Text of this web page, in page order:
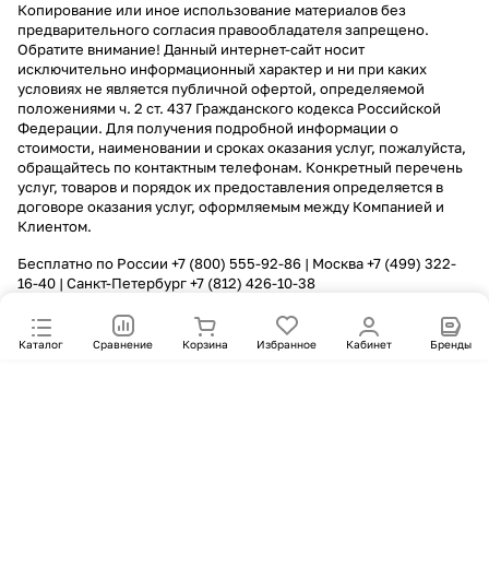
Каталог Сравнение Корзина Избранное Кабинет Бренды
Копирование или иное использование материалов без
предварительного согласия правообладателя запрещено.
Обратите внимание! Данный интернет-сайт носит
исключительно информационный характер и ни при каких
условиях не является публичной офертой, определяемой
положениями ч. 2 ст. 437 Гражданского кодекса Российской
Федерации. Для получения подробной информации о
стоимости, наименовании и сроках оказания услуг, пожалуйста,
обращайтесь по контактным телефонам. Конкретный перечень
услуг, товаров и порядок их предоставления определяется в
договоре оказания услуг, оформляемым между Компанией и
Клиентом.
Бесплатно по России +7 (800) 555-92-86 | Москва+7 (499) 322-
16-40 | Санкт-Петербург+7 (812) 426-10-38